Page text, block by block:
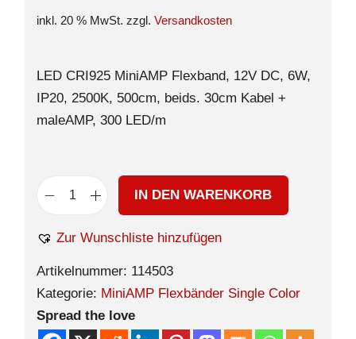
inkl. 20 % MwSt. zzgl. Versandkosten
LED CRI925 MiniAMP Flexband, 12V DC, 6W,
IP20, 2500K, 500cm, beids. 30cm Kabel +
maleAMP, 300 LED/m
IN DEN WARENKORB
Zur Wunschliste hinzufügen
Artikelnummer: 114503
Kategorie: MiniAMP Flexbänder Single Color
Spread the love